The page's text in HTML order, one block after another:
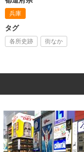
兵庫
タグ
各所史跡 街なか